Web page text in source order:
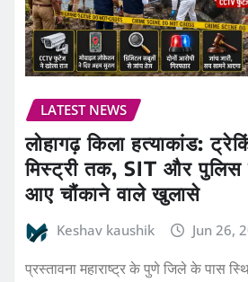
LATEST NEWS
लोहागढ़ किला हत्याकांड:
मिस्ट्री तक, SIT और पुलिस
आए चौंकाने वाले खुलासे
Keshav kaushik Jun 26,
प्रस्तावना महाराष्ट्र के पुणे जिले के पास